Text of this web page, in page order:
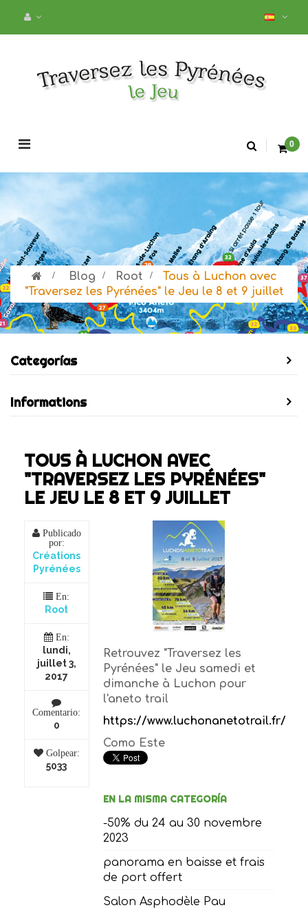
Navegación
palanca
0
> Blog > Root >
Tous à Luchon avec
"Traversez les Pyrénées" le Jeu le 8 et 9 juillet
Categorías
Informations
TOUS À LUCHON AVEC
"TRAVERSEZ LES PYRÉNÉES"
LE JEU LE 8 ET 9 JUILLET
Publicado
por:
Créations
Pyrénées
En:
Root
En:
lundi,
juillet 3,
2017
Comentario:
0
Golpear:
5033
Retrouvez "Traversez les
Pyrénées" le Jeu samedi et
dimanche à Luchon pour
l'aneto trail
https://www.luchonanetotrail.fr/
Como Este
EN LA MISMA CATEGORÍA
-50% du 24 au 30 novembre
2023
panorama en baisse et frais
de port offert
Salon Asphodèle Pau